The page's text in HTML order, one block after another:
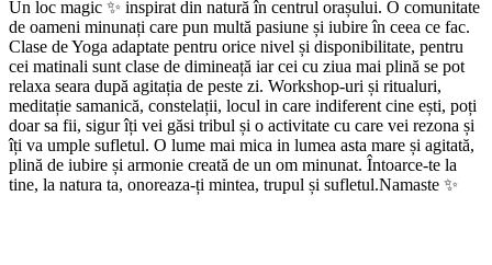
Un loc magic ✨ inspirat din natură în centrul orașului. O comunitate
de oameni minunați care pun multă pasiune și iubire în ceea ce fac.
Clase de Yoga adaptate pentru orice nivel și disponibilitate, pentru
cei matinali sunt clase de dimineață iar cei cu ziua mai plină se pot
relaxa seara după agitația de peste zi. Workshop-uri și ritualuri,
meditație samanică, constelații, locul in care indiferent cine ești, poți
doar sa fii, sigur îți vei găsi tribul și o activitate cu care vei rezona și
îți va umple sufletul. O lume mai mica in lumea asta mare și agitată,
plină de iubire și armonie creată de un om minunat. Întoarce-te la
tine, la natura ta, onoreaza-ți mintea, trupul și sufletul.Namaste ✨